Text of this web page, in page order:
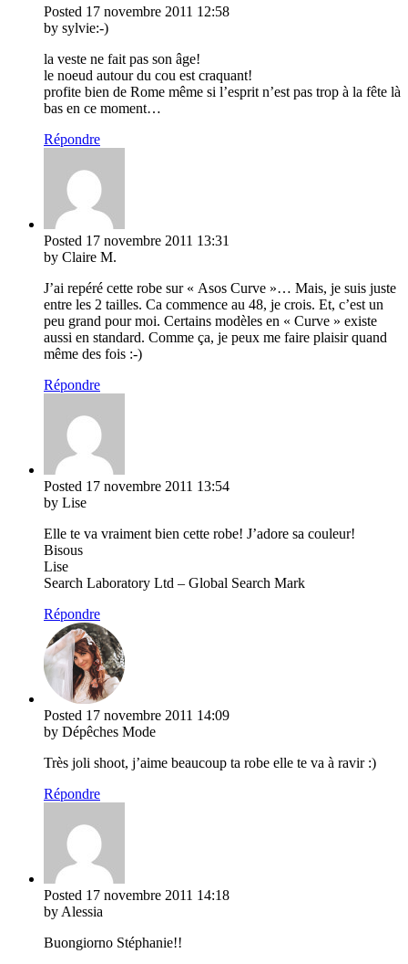
Posted 17 novembre 2011 12:58
by sylvie:-)
la veste ne fait pas son âge!
le noeud autour du cou est craquant!
profite bien de Rome même si l’esprit n’est pas trop à la fête là
bas en ce moment…
Répondre
Posted 17 novembre 2011 13:31
by Claire M.
J’ai repéré cette robe sur « Asos Curve »… Mais, je suis juste
entre les 2 tailles. Ca commence au 48, je crois. Et, c’est un
peu grand pour moi. Certains modèles en « Curve » existe
aussi en standard. Comme ça, je peux me faire plaisir quand
même des fois :-)
Répondre
Posted 17 novembre 2011 13:54
by Lise
Elle te va vraiment bien cette robe! J’adore sa couleur!
Bisous
Lise
Search Laboratory Ltd – Global Search Mark
Répondre
Posted 17 novembre 2011 14:09
by Dépêches Mode
Très joli shoot, j’aime beaucoup ta robe elle te va à ravir :)
Répondre
Posted 17 novembre 2011 14:18
by Alessia
Buongiorno Stéphanie!!